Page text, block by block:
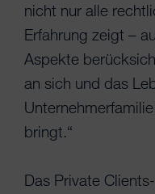
nicht nur alle
Erfahrung zeigt –
Aspekte
an sich und das
bringt.“
Das Private